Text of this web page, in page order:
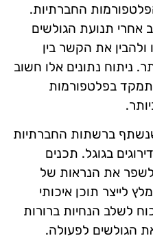
החברתיות.
אחרי תנועת הגולשים
את הקשר בין
ניתוח נתונים אלו חשוב
בפלטפורמות
שנשתף ברשתות החברתיות
בגוגל. תכנים
לשפר את הנראות של
לייצר תוכן איכותי
לשלב הנחיות ברורות
הגולשים לפעולה.